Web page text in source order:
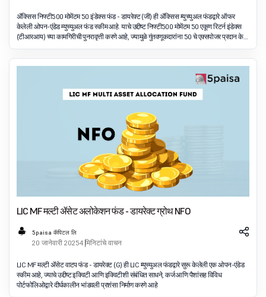
ॲक्सिस निफ्टी500 मोमेंटम 50 इंडेक्स फंड - डायरेक्ट (जी) ही ॲक्सिस म्युच्युअल फंडद्वारे ऑफर
केलेली ओपन-एंडेड म्युच्युअल फंड स्कीम आहे. याचे उद्दीष्ट निफ्टी500 मोमेंटम 50 एकूण रिटर्न इंडेक्स
(टीआरआय) च्या कामगिरीची पुनरावृत्ती करणे आहे, ज्यामुळे गुंतवणूकदारांना 50 चे एक्सपोजर प्रदान केले
LIC MF मल्टी ॲसेट अलोकेशन फंड - डायरेक्ट ग्रोथ NFO
5paisa कॅपिटल लि
20 जानेवारी 20254 मिनिटांचे वाचन
LIC MF मल्टी ॲसेट वाटप फंड - डायरेक्ट (G) ही LIC म्युच्युअल फंडद्वारे सुरू केलेली एक ओपन-एंडेड
स्कीम आहे, ज्याचे उद्दीष्ट इक्विटी आणि इक्विटीशी संबंधित साधने, कर्ज आणि पैशांसह विविध
पोर्टफोलिओद्वारे दीर्घकालीन भांडवली प्रशंसा निर्माण करणे आहे